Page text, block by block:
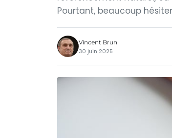
Pourtant, beaucoup
Vincent Brun
30 juin 2025